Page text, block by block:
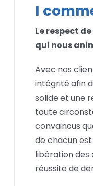
I
Le respect
qui nous
Avec nos
intégrité afin
solide et une
toute
convaincus
de chacun
libération des
réussite de